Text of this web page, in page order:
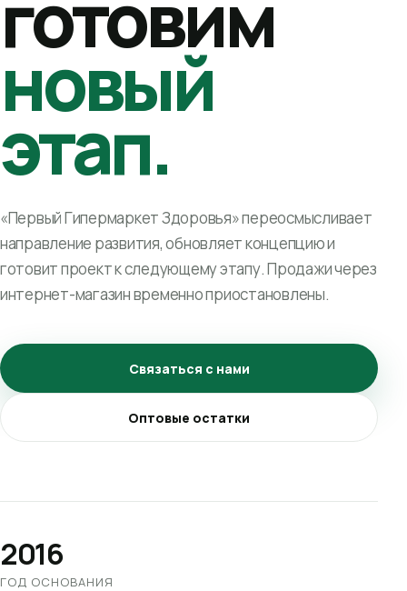
новый
этап.
«Первый Гипермаркет Здоровья» переосмысливает
направление развития, обновляет концепцию и
готовит проект к следующему этапу. Продажи через
интернет-магазин временно приостановлены.
Связаться с нами
Оптовые остатки
2016
ГОД ОСНОВАНИЯ